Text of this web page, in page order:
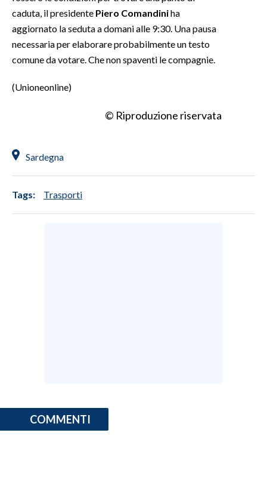
caduta, il presidente Piero Comandiniha
aggiornato la seduta a domani alle 9:30. Una pausa
necessaria per elaborare probabilmente un testo
comune da votare. Che non spaventi le compagnie.
(Unioneonline)
© Riproduzione riservata
Sardegna
Tags: Trasporti
COMMENTI